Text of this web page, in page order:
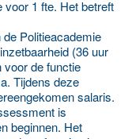
voor 1 fte. Het betreft
Politieacademie
(36 uur
voor de functie
Tijdens deze
salaris.
is
beginnen. Het